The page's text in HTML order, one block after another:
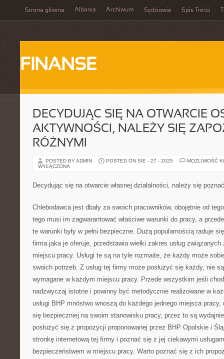
Strona główna Albania Archiwum Sędziowie Spis Treści
FINANSE
DECYDUJĄC SIĘ NA OTWARCIE
AKTYWNOŚCI, NALEŻY SIĘ
RÓŻNYMI
POSTED BY ADMIN POSTED ON SIE - 27 - 2025
MOŻLIWOŚĆ
WYŁĄCZONA
Decydując się na otwarcie własnej działalności, należy się
Chlebodawca jest dbały za swoich pracowników, obojętnie od
tego musi im zagwarantować właściwe warunki do pracy, a
te warunki były w pełni bezpieczne. Dużą popularnością raduje
firma jaka je oferuje, przedstawia wielki zakres usług
miejscu pracy. Usługi te są na tyle rozmaite, że każdy może
swoich potrzeb. Z usług tej firmy może posłużyć się każdy, nie
wymagane w każdym miejscu pracy. Przede wszystkim jeśli
nadzwyczaj istotne i powinny być metodycznie realizowane w
usługi BHP mnóstwo wnoszą do każdego jednego miejsca
się bezpieczniej na swoim stanowisku pracy, przez to są
posłużyć się z propozycji proponowanej przez BHP Opolskie i
stronkę internetową tej firmy i poznać się z jej ciekawymi
bezpieczeństwem w miejscu pracy. Warto poznać się z ich